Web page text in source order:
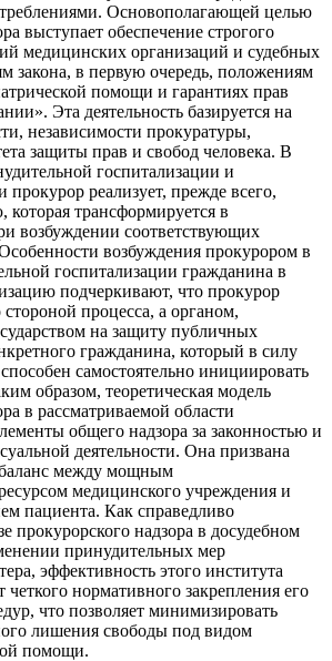
Основополагающей целью
выступает обеспечение строгого
медицинских организаций и судебных
закона, в первую очередь, положениям
помощи и гарантиях прав
Эта деятельность базируется на
независимости прокуратуры,
защиты прав и свобод человека. В
госпитализации и
прокурор реализует, прежде всего,
трансформируется в
возбуждении соответствующих
возбуждения прокурором в
госпитализации гражданина в
подчеркивают, что прокурор
процесса, а органом,
на защиту публичных
гражданина, который в силу
самостоятельно инициировать
образом, теоретическая модель
в рассматриваемой области
общего надзора за законностью и
деятельности. Она призвана
между мощным
медицинского учреждения и
пациента. Как справедливо
прокурорского надзора в досудебном
принудительных мер
эффективность этого института
нормативного закрепления его
что позволяет минимизировать
лишения свободы под видом
помощи.